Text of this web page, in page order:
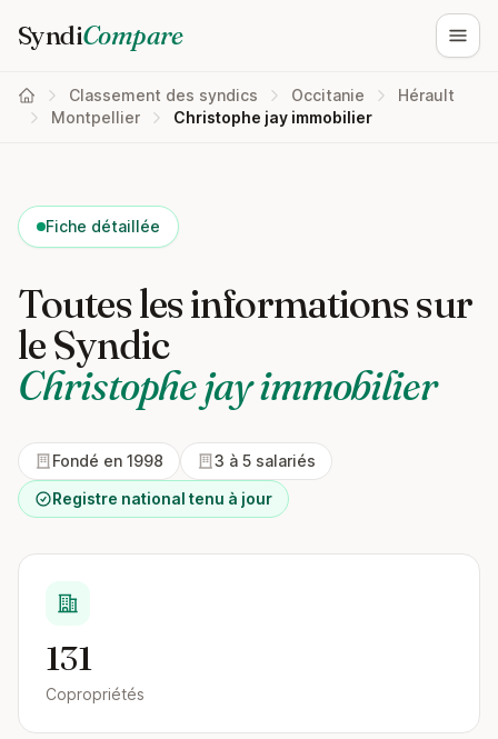
SyndiCompare
Classement des syndics Occitanie
Hérault
Montpellier
Christophe jay immobilier
Fiche détaillée
Toutes les informations sur
le Syndic
Christophe jay immobilier
Fondé en 1998
3 à 5 salariés
Registre national tenu à jour
131
Copropriétés